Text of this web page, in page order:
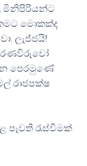
මිනිපිරියන්ට
මොකක්ද
ලැජ්ජයි!
රණවිරුවෝ
පෙරමුණේ
රාජපක්ෂ
පැවති රැස්වීමක්